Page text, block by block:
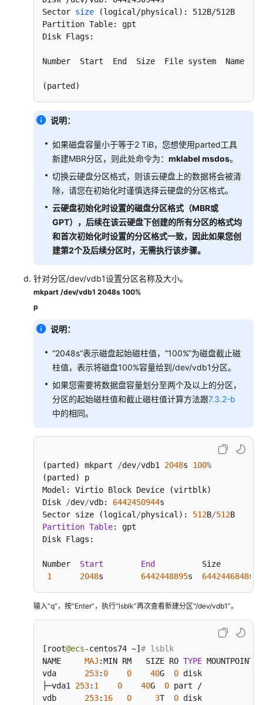
Linux
数
据
（容
小
于
等
于
2TiB）
始
化
Linux
数
据
盘
（容
大
于
初
始
化
windows
数
据
盘
卸
载
磁
盘
扩
容
监
控
Sector size (logical/physical) : 512B/512B
Partition Table: gpt
Disk Flags:
Number  Start  End  Size  File system  Name
(parted)
说明：
如果磁盘容量小于等于2 TiB，您想使用parted工具
新建MBR分区，则此处命令为： mklabel msdos。
切换云硬盘分区格式，则该云硬盘上的数据将会被清
除，请您在初始化时谨慎选择云硬盘的分区格式。
云硬盘初始化时设置的磁盘分区格式（MBR或
GPT），后续在该云硬盘下创建的所有分区的格式均
和首次初始化时设置的分区格式一致，因此如果您创
建第2个及后续分区时，无需执行该步骤。
针对分区/dev/vdb1设置分区名称及大小。
mkpart /dev/vdb1 2048s 100%
p
说明：
“2048s”表示磁盘起始磁柱值，“100%”为磁盘截止磁
柱值，表示将磁盘100%容量给到/dev/vdb1分区。
如果您需要将数据盘容量划分至两个及以上的分区，
分区的起始磁柱值和截止磁柱值计算方法跟7.3.2-b
中的相同。
(parted) mkpart /dev/vdb1 2048s 100%
(parted) p
Model: Virtio Block Device (virtblk)
Disk
/dev/vdb: 6442450944s
Sector size (logical /physical): 512B/512
Partition Table: gpt
Disk Flags:
Number Start End
Size
1
2048s 6442448895s 6442446848
输入“q”，按“Enter”，执行“lsblk”再次查看新建分区“/dev/vdb1”。
[ root@ecs-centos74 ~] # lsblk
NAME MAJ :MIN RM   SIZE RO TYPE MOUNTPOINT
vda 253: 0 0 40G 0 disk
├─vda1 253: 1 0 40G 0 part /
vdb 253: 16 0 3T 0 disk